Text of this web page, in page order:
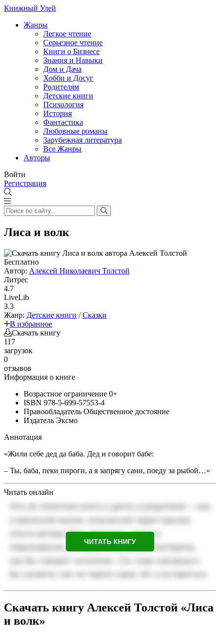
Книжный Улей
Жанры
Легкое чтение
Серьезное чтение
Книги о Бизнесе
Знания и Навыки
Дом и Дача
Хобби и Досуг
Родителям
Детские книги
Психология
История
Фантастика
Любовные романы
Зарубежная литература
Все Жанры
Авторы
Войти
Регистрация
Лиса и волк
Бесплатно
Автор: Алексей Николаевич Толстой
Литрес
4.7
LiveLib
3.3
Жанр: Детские книги /Сказки
В избранное
Скачать книгу
117
загрузок
0
отзывов
Информация о книге
Возрастное ограничение 0+
ISBN 978-5-699-57553-4
Правообладатель Общественное достояние
Издатель Эксмо
Аннотация
«Жили себе дед да баба. Дед и говорит бабе:
– Ты, баба, пеки пироги, а я запрягу сани, поеду за рыбой…»
Читать онлайн
ЧИТАТЬ КНИГУ
Скачать книгу Алексей Толстой «Лиса
и волк»